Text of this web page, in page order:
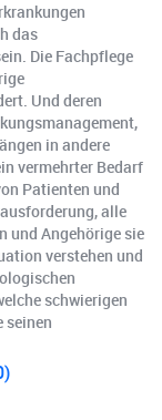
das
Die Fachpflege
Und deren
in andere
vermehrter Bedarf
Patienten und
alle
und Angehörige sie
verstehen und
schwierigen
seinen